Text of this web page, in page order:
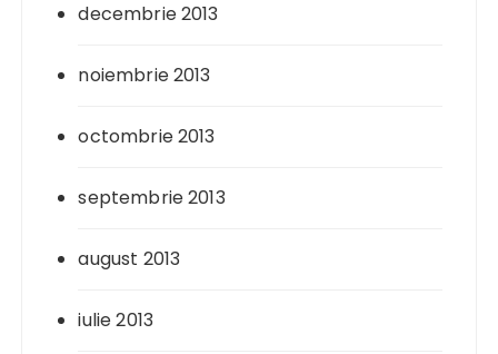
decembrie 2013
noiembrie 2013
octombrie 2013
septembrie 2013
august 2013
iulie 2013